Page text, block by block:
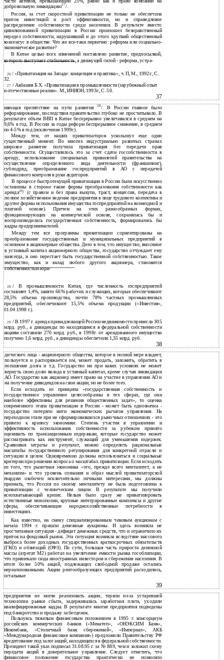
добровольную ликвидацию27/.
Россия, за счет скоростной приватизации не только не обеспечила
приток инвестиций и рост эффективности, но и справедливое
распределение собственности среди населения. В результате вместо
цивилизованной приватизации в России произошел безнравственный
передел собственности, нарушивший и до этого хрупкий общественный
консенсус в обществе. Что же все-таки первично: реформа или социально-
экономическое развитие?
В Китае целью всех изменений поставлено развитие, предпосылкой,
которого выступает стабильность, а движущей силой - реформа, устра-
26 / «Приватизация на Западе: концепция и практика», ч. П, М., 1992г., С.
32.
27 / Акбашев Б.Х. «Приватизация в промышленности (зарубежный опыт
иотечественные реалии». М., ИНИОН, 1993г., С. 50.
37
няющая препятствие на пути развития28/. В России главное было
реформирование, последствия правительство глубоко не просчитывало. В
результате объем ВВП в Китае беспрерывно увеличивался в среднем на
9,6% в год. В России за годы реформ беспрерывное снижение, в среднем
по 4-5% в год (исключение 1999г.).
Между тем, от наших приватизаторов ускользнул еще один
существенный момент. Во многих индустриально развитых странах
широкое развитие получила приватизация без передачи прав
собственности. Осуществлялось это за счет сдачи госсобственности в
аренду, использование специальных привилегий правительства на
осуществление определенного вида деятельности (франшизинг),
субподряд, преобразование госпредприятий в АО с передачей
финансового контроля в руки аудиторов.
В процессе быстротекущей приватизации в России были искусственно
оставлены в стороне такие формы преобразования собственности как
аренда29/ (с правом и без права выкупа, траст, концессия, передача в
полное хозяйственное ведение предприятия в лице трудового коллектива и
другие формы использования имущества госпредприятий на возмездной и
платной основе). Причем на этих разнообразных формах,
функционирующих на коммерческой основе, сохранялась бы и
воспроизводилась государственная собственность, формировались бы
кадры предпринимателей.
Между тем все программы приватизации сориентированы на
преобразование государственных и муниципальных предприятий в
основном в акционерные общества. Дело в том, что имущество, вносимое
в уставный капитал акционерного общества, государство отчуждает ему
навсегда, и оно перестает быть государственной собственностью. Такое
имущество, как и вклад любого другого акционера, становится
собственностью юри-
28 / В промышленности Китая, где численность госпредприятий
составляет 1,4%, занято 66% рабочих и служащих, которые обеспечивают
28,5% объема производства, почти 78% частных промышленных
предприятий, обеспечивают 15,5% объема продукции («Известия»,
01.04.1998 г.).
29 / В 1997 г. аренда принадлежащей России недвижимости принесла 305
млрд. руб., а дивиденды по находящимся в федеральной собственности
акциям составили 270 млрд. руб., в 1998г. от арендованного имущества
получено 1,6 млрд. руб., а дивиденды обеспечили 1,35 млрд. руб.
38
дического лица - акционерного общества, которое в полной мере владеет,
пользуется и распоряжается им, может продать, заложить, обратить в
погашение долга и т.д. Государство ни при каких условиях не может
вернуть свою долю вклада в уставный капитал, кроме случая ликвидации
АО. Государство как акционер имеет право на участие в управлении АО и
на получение дивидендов на свои акции, но не более того.
Если исходить из принципа «государственная собственность и
государственное управление целесообразны в тех сферах, где они
наиболее эффективны для решения общественных задач», то оценка
современного этапа приватизации в России - может быть однозначна -
государство потеряло нити экономических рычагов управления. На
переходном этапе при не сформировавшихся рыночных отношениях - это
привело к кризису экономики. Степень участия в управлении и
эффективность использования собственности за рубежом принято
оценивать по трансакционным издержкам, которые государство может
рассматривать как инструмент, служащий для уменьшения издержек.
Сравнивая затраты и результат, можно определить рациональные
масштабы государственного регулирования для конкретной отрасли и
ситуации в целом. Одновременно должны использоваться и социальные
критерии при решении вопроса о масштабах приватизации. Если исходить
из того, что рыночная экономика «это, прежде всего менталитет, а не
механизм» и что уровень сознания и образ мыслей приватизаторской
гвардии озабочен исключительно личными интересами, мы должны
признать, что Россия по своему менталитету не была подготовлена к
приватизации с человеческим лицом. В результате мы получили
всеохватывающий кризис. Нельзя было сразу же приватизировать
естественные монополии, крупные интегрированные комплексы и другие
сферы, обеспечивающие народнохозяйственные потребности в
инвестициях.
Как известно, на смену специализированным чековым аукционам с
начала 1994 г. пришли денежные аукционы. И здесь возникла не
просчитанная ситуация - дефицит денежных средств, что и ограничило их
приток на фондовый рынок. Эта ситуация возникла вследствие массового
выброса более доходных государственных краткосрочных обязательств
(ГКО) и облигаций (ОФЗ). По сути, большая часть прироста денежной
массы (агрегат М2) работал на увеличение емкости рынка гособлигации,
что привлекало сюда иностранных инвесторов и сбережения населения. В
итоге более 50% акций, подлежащих свободной продаже остались
нереализованными. Акции рентообразующих предприятий расходились,
остальные
39
предприятия не могли реализовать акции, теряли из-за устаревшей
технологии рынки сбыта, задерживалась заработная плата, уходили
квалифицированные кадры. В результате многие предприятия подведены
под банкротство и продажу за бесценок.
Пользуясь тяжелым финансовым положением в 1995 г. консорциум
российских коммерческих банков («Менатеп», «ОНЭКСИМ Банк»,
Инкомбанк, «Столичный банк сбережений», «Империал», АКБ
«Международная финансовая компания») предложили Правительству РФ
кредитование под залог акций, находящихся в федеральной собственности.
Президент такой указ подписал 31.08.95 г. за № 889, чем и заложил схему
передачи акций в доверительное управление. Следует отметить, что
финансовое положение государства практически не позволяло